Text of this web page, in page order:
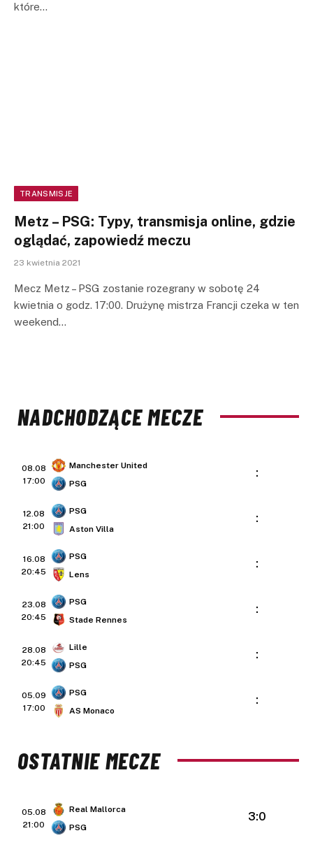
które…
TRANSMISJE
Metz – PSG: Typy, transmisja online, gdzie
oglądać, zapowiedź meczu
23 kwietnia 2021
Mecz Metz – PSG zostanie rozegrany w sobotę 24
kwietnia o godz. 17:00. Drużynę mistrza Francji czeka w ten
weekend…
NADCHODZĄCE MECZE
08.08
17:00
Manchester United
PSG
:
12.08
21:00
PSG
Aston Villa
:
16.08
20:45
PSG
Lens
:
23.08
20:45
PSG
Stade Rennes
:
28.08
20:45
Lille
PSG
:
05.09
17:00
PSG
AS Monaco
:
OSTATNIE MECZE
05.08
21:00
Real Mallorca
PSG
3:0